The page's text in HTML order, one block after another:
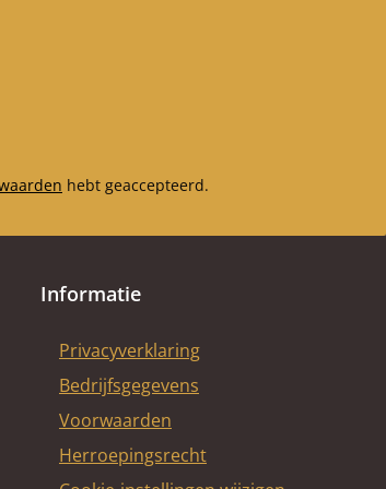
hebt geaccepteerd.
Informatie
Privacyverklaring
Bedrijfsgegevens
Voorwaarden
Herroepingsrecht